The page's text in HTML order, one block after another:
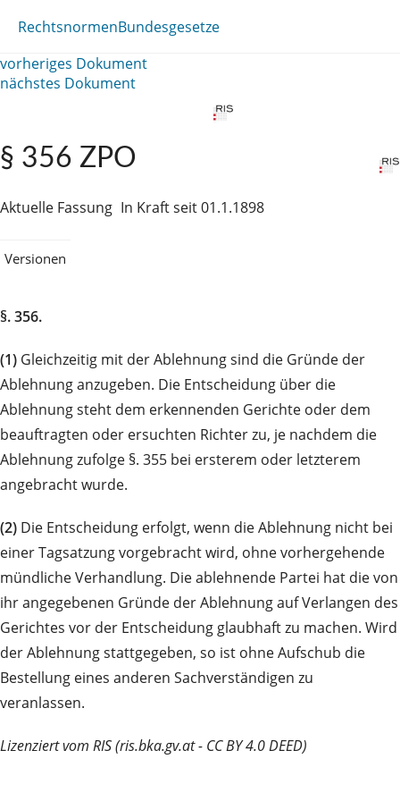
RechtsnormenBundesgesetze
vorheriges Dokument
nächstes Dokument
§ 356 ZPO
Aktuelle Fassung In Kraft seit 01.1.1898
Versionen
§. 356.
(1) Gleichzeitig mit der Ablehnung sind die Gründe der
Ablehnung anzugeben. Die Entscheidung über die
Ablehnung steht dem erkennenden Gerichte oder dem
beauftragten oder ersuchten Richter zu, je nachdem die
Ablehnung zufolge §. 355 bei ersterem oder letzterem
angebracht wurde.
(2) Die Entscheidung erfolgt, wenn die Ablehnung nicht bei
einer Tagsatzung vorgebracht wird, ohne vorhergehende
mündliche Verhandlung. Die ablehnende Partei hat die von
ihr angegebenen Gründe der Ablehnung auf Verlangen des
Gerichtes vor der Entscheidung glaubhaft zu machen. Wird
der Ablehnung stattgegeben, so ist ohne Aufschub die
Bestellung eines anderen Sachverständigen zu
veranlassen.
Lizenziert vom RIS (ris.bka.gv.at - CC BY 4.0 DEED)